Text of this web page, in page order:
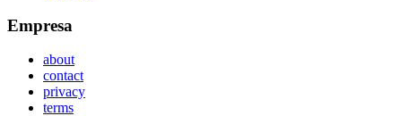
Empresa
about
contact
privacy
terms